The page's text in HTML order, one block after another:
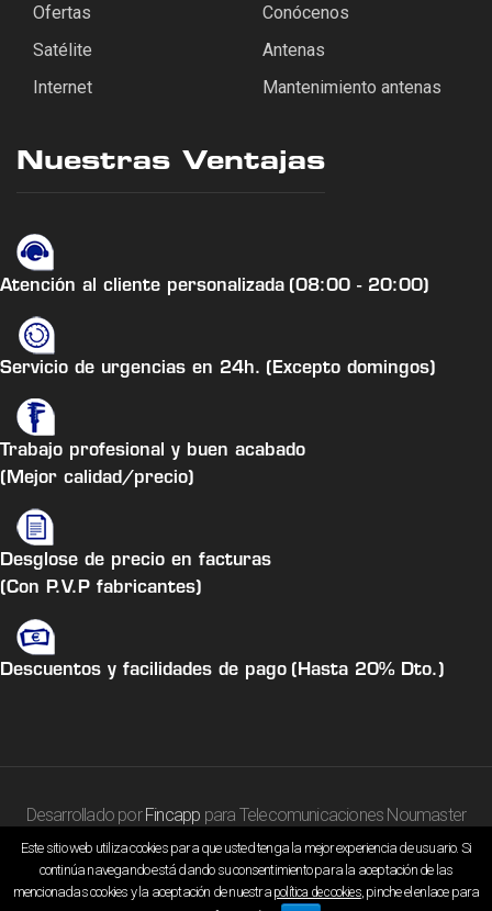
Ofertas
Satélite
Internet
Conócenos
Antenas
Mantenimiento antenas
Nuestras Ventajas
Atención al cliente personalizada (08:00 - 20:00)
Servicio de urgencias en 24h. (Excepto domingos)
Trabajo profesional y buen acabado
(Mejor calidad/precio)
Desglose de precio en facturas
(Con P.V.P fabricantes)
Descuentos y facilidades de pago (Hasta 20% Dto.)
Desarrollado porFincapp para Telecomunicaciones Noumaster
Aviso Legal|Política Privacidad|Política Cookies
Este sitio web utiliza cookies para que usted tenga la mejor experiencia de usuario. Si
continúa navegando está dando su consentimiento para la aceptación de las
mencionadas cookies y la aceptación de nuestra política de cookies, pinche el enlace para